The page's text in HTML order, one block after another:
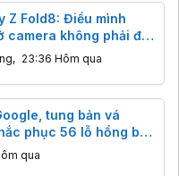
Z Fold8: Điều mình
camera không phải độ
, 23:36 Hôm qua
tung bản vá
phục 56 lỗ hổng bảo
qua